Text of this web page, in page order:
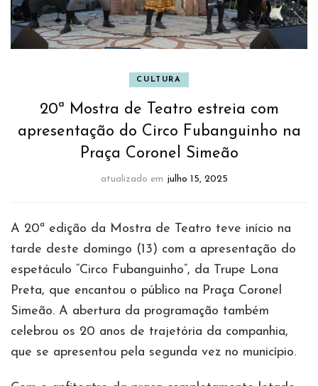
CULTURA
20ª Mostra de Teatro estreia com
apresentação do Circo Fubanguinho na
Praça Coronel Simeão
atualizado em julho 15, 2025
A 20ª edição da Mostra de Teatro teve início na
tarde deste domingo (13) com a apresentação do
espetáculo “Circo Fubanguinho”, da Trupe Lona
Preta, que encantou o público na Praça Coronel
Simeão. A abertura da programação também
celebrou os 20 anos de trajetória da companhia,
que se apresentou pela segunda vez no município.